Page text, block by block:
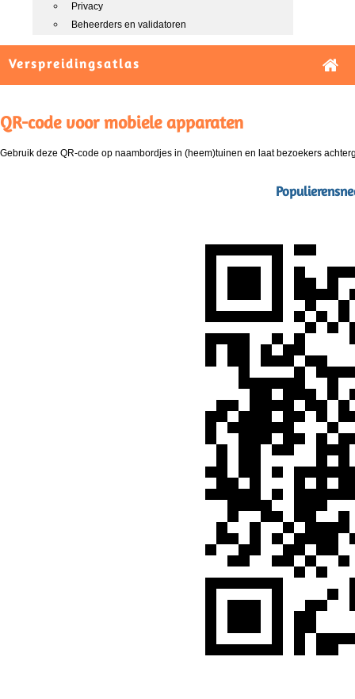
Privacy
Beheerders en validatoren
Verspreidingsatlas
QR-code voor mobiele apparaten
Gebruik deze QR-code op naambordjes in (heem)tuinen en laat bezoekers